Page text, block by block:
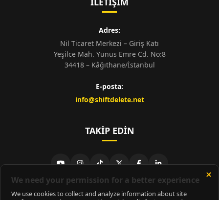
Adres:
Nil Ticaret Merkezi – Giriş Katı
Yeşilce Mah. Yunus Emre Cd. No:8
34418 – Kâğıthane/İstanbul
E-posta:
info@shiftdelete.net
TAKIP EDIN